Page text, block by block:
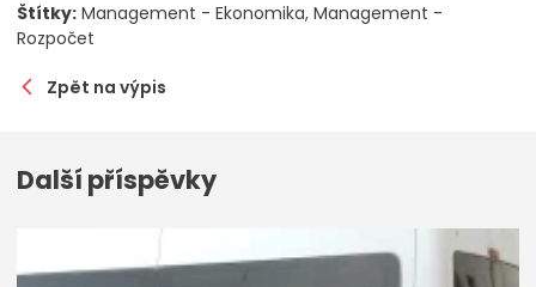
Štítky: Management - Ekonomika Management -
Rozpočet
Zpět na výpis
Další příspěvky